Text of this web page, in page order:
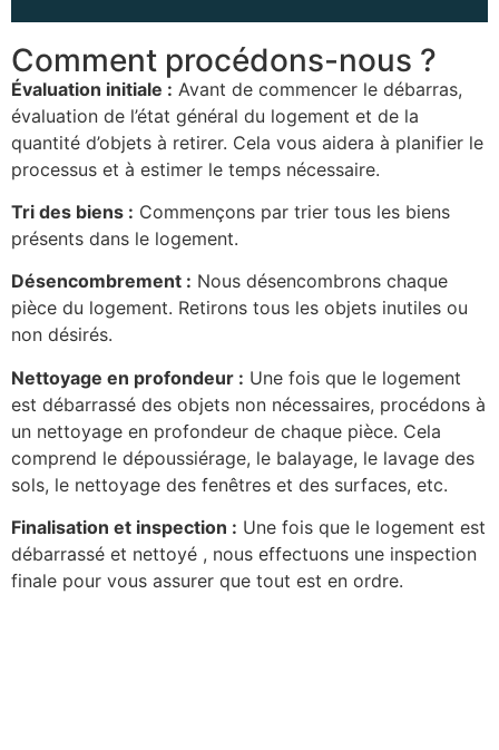
Comment procédons-nous ?
Évaluation initiale : Avant de commencer le débarras,
évaluation de l’état général du logement et de la
quantité d’objets à retirer. Cela vous aidera à planifier le
processus et à estimer le temps nécessaire.
Tri des biens : Commençons par trier tous les biens
présents dans le logement.
Désencombrement : Nous désencombrons chaque
pièce du logement. Retirons tous les objets inutiles ou
non désirés.
Nettoyage en profondeur : Une fois que le logement
est débarrassé des objets non nécessaires, procédons à
un nettoyage en profondeur de chaque pièce. Cela
comprend le dépoussiérage, le balayage, le lavage des
sols, le nettoyage des fenêtres et des surfaces, etc.
Finalisation et inspection : Une fois que le logement est
débarrassé et nettoyé , nous effectuons une inspection
finale pour vous assurer que tout est en ordre.